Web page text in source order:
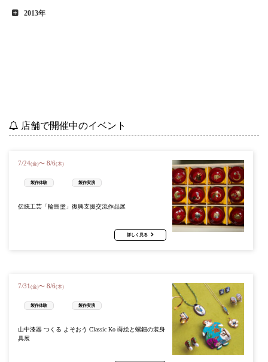
2013年
店舗で開催中のイベント
7/24(金)〜 8/6(木)
製作体験 製作実演
伝統工芸「輪島塗」復興支援交流作品展
詳しく見る
7/31(金)〜 8/6(木)
製作体験 製作実演
山中漆器 つくる よそおう Classic Ko 蒔絵と螺鈿の装身
具展